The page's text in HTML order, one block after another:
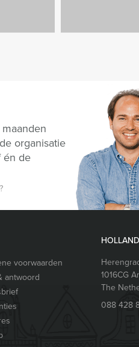
organisatie
én de
voorwaarden
antwoord
1016CG
The
088 428